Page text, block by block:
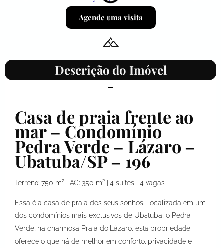
Agende uma visita
Descrição do Imóvel
Casa de praia frente ao
mar – Condomínio
Pedra Verde – Lázaro –
Ubatuba/SP – 196
Terreno: 750 m² | AC: 350 m² | 4 suítes | 4 vagas
Essa é a casa de praia dos seus sonhos. Localizada em um
dos condomínios mais exclusivos de Ubatuba, o Pedra
Verde, na charmosa Praia do Lázaro, esta propriedade
oferece o que há de melhor em conforto, privacidade e